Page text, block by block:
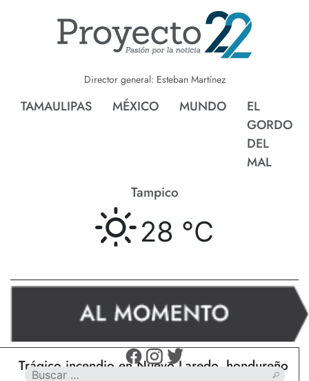
Director general: Esteban Martínez
TAMAULIPAS MÉXICO MUNDO
EL
GORDO
DEL
MAL
Tampico
28 °C
incendio en Nuevo Laredo, hondureño muere